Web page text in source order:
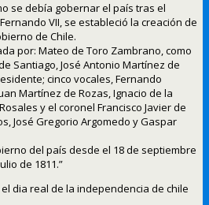
se debía gobernar el país tras el
VII, se estableció la creación de
de Chile.
por: Mateo de Toro Zambrano, como
Santiago, José Antonio Martínez de
cinco vocales, Fernando
Martínez de Rozas, Ignacio de la
y el coronel Francisco Javier de
José Gregorio Argomedo y Gaspar
del país desde el 18 de septiembre
de 1811.”
dia real de la independencia de chile